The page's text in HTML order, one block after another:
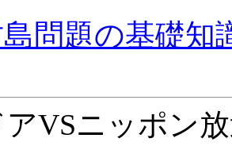
問題の基礎知
VSニッポン